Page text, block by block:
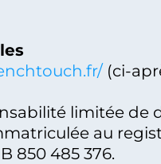
(ci-
limitée de
au
850 485 376.